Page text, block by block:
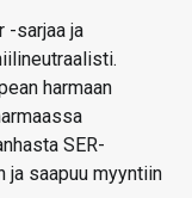
-sarjaa ja
harmaan
SER-
ja saapuu myyntiin